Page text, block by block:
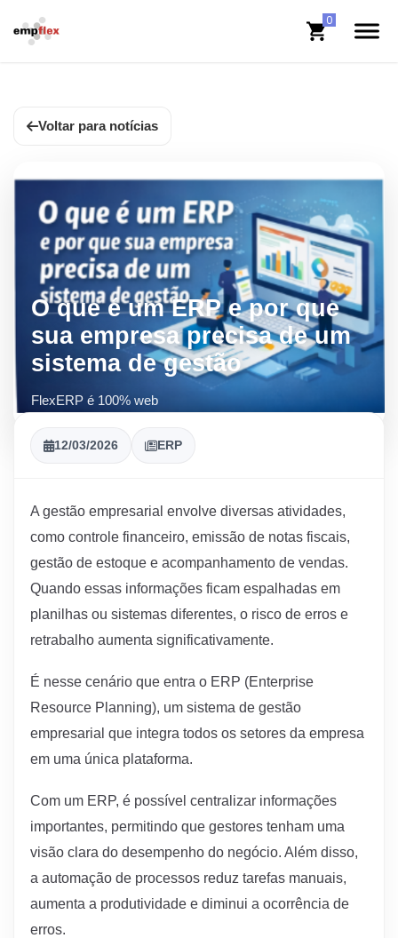
Voltar para notícias
O que é um ERP e por que
sua empresa precisa de um
sistema de gestão
FlexERP é 100% web
12/03/2026 ERP
A gestão empresarial envolve diversas atividades,
como controle financeiro, emissão de notas fiscais,
gestão de estoque e acompanhamento de vendas.
Quando essas informações ficam espalhadas em
planilhas ou sistemas diferentes, o risco de erros e
retrabalho aumenta significativamente.
É nesse cenário que entra o ERP (Enterprise
Resource Planning), um sistema de gestão
empresarial que integra todos os setores da empresa
em uma única plataforma.
Com um ERP, é possível centralizar informações
importantes, permitindo que gestores tenham uma
visão clara do desempenho do negócio. Além disso,
a automação de processos reduz tarefas manuais,
aumenta a produtividade e diminui a ocorrência de
erros.